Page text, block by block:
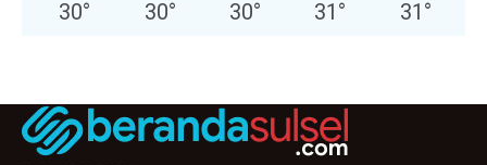
30° 30° 30° 31 ° 31 °